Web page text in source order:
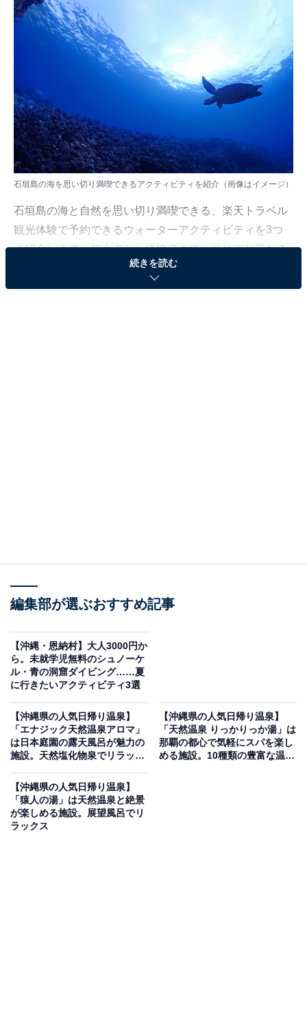
石垣島の海を思い切り満喫できるアクティビティを紹介（画像はイメージ）
石垣島の海と自然を思い切り満喫できる、楽天トラベル
観光体験で予約できるウォーターアクティビティを3つ
ご紹介します。初心者から経験者まで、それぞれ異なる
魅力と充実の内容が楽しめるプランがそろいぶみです。
の安定感のある器材を使用するため、初心者でも安心し
料金
4500円
所要時間
3〜4時間
ユーグレナ石垣港離島ターミナル
続きを読む
編集部が選ぶおすすめ記事
【沖縄・恩納村】大人3000円か
ら。未就学児無料のシュノーケ
ル・青の洞窟ダイビング……夏
に行きたいアクティビティ3選
【沖縄県の人気日帰り温泉】
「エナジック天然温泉アロマ」
は日本庭園の露天風呂が魅力の
施設。天然塩化物泉でリラック
【沖縄県の人気日帰り温泉】
「天然温泉 りっかりっか湯」は
那覇の都心で気軽にスパを楽し
める施設。10種類の豊富な温泉
【沖縄県の人気日帰り温泉】
「猿人の湯」は天然温泉と絶景
が楽しめる施設。展望風呂でリ
ラックス